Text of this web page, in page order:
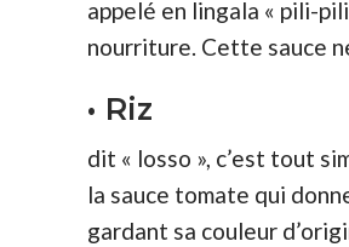
appelé en lingala « pili-
nourriture. Cette sauce
• Riz
dit « losso », c’est tout
la sauce tomate qui
gardant sa couleur